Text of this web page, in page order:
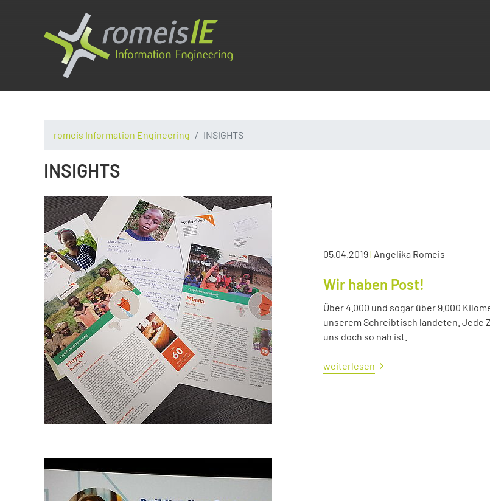
romeis Information Engineering INSIGHTS
INSIGHTS
05.04.2019| Angelika Romeis
Wir haben Post!
Über 4.000 und sogar über 9.000
unserem Schreibtisch landeten. Jede
uns doch so nah ist.
weiterlesen